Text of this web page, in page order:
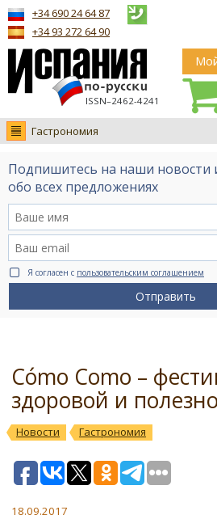
ISSN–2462-4241
+34 690 24 64 87
+34 93 272 64 90
Гастрономия
Новости
Интервью
Видео Ruso.TV
BCN life
Сервис на немецком
Подпишитесь на наши новости
обо всех предложениях
Я согласен с пользовательским соглашением
Отправить
Cómo Como –
здоровой и
Новости Гастрономия
18.09.2017